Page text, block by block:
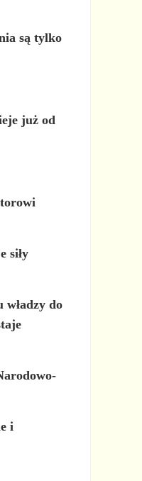
są tylko
już od
siły
do
i